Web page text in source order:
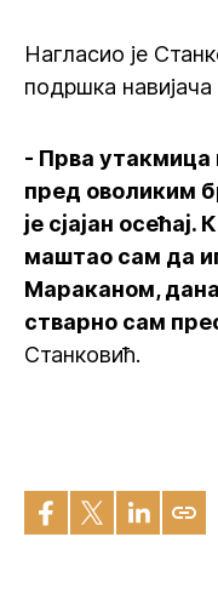
Нагласио је
подршка
- Прва утакмица
пред оволиким
је сјајан
маштао сам да
Мараканом,
стварно сам
Станковић.